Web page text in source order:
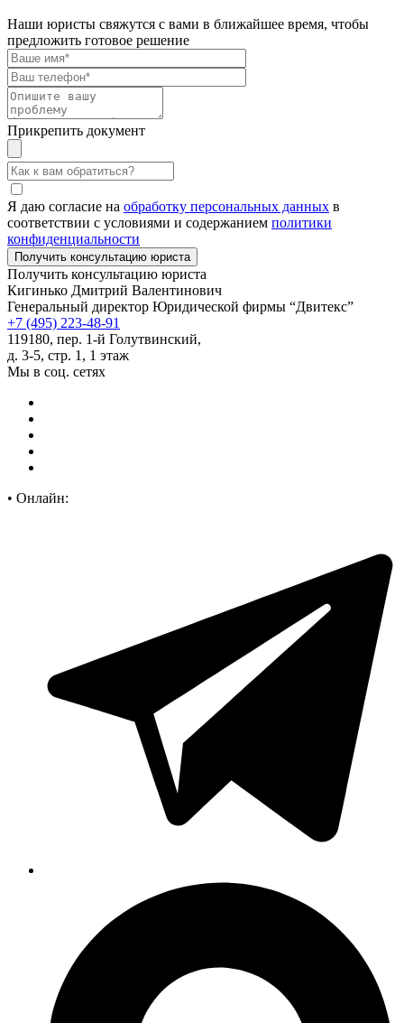
Наши юристы свяжутся с вами в ближайшее время, чтобы
предложить готовое решение
Прикрепить документ
Я даю согласие на обработку персональных данных в
соответствии с условиями и содержанием политики
конфиденциальности
Получить консультацию юриста
Кигинько Дмитрий Валентинович
Генеральный директор Юридической фирмы “Двитекс”
+7 (495) 223-48-91
119180, пер. 1-й Голутвинский,
д. 3-5, стр. 1, 1 этаж
Мы в соц. сетях
• Онлайн: